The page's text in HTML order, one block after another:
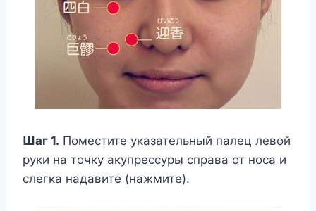
Шаг 1. Поместите указательный палец левой
руки на точку акупрессуры справа от носа и
слегка надавите (нажмите).